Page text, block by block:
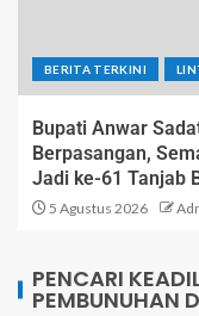
BERITA TERKINI
Bupati Anwar
Berpasangan,
Jadi ke-61 Tanjab
5 Agustus 2026
PENCARI
PEMBUNUHAN